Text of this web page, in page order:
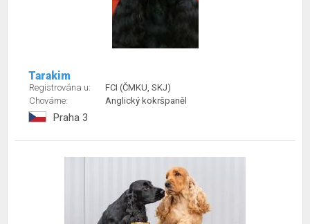
Tarakim
Registrována u:
FCI (ČMKU, SKJ)
Chováme:
Anglický kokršpaněl
Praha 3